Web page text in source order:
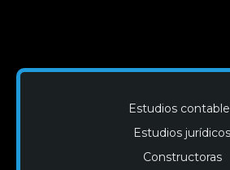
Estudios jurídicos
Constructoras